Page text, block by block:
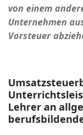
von einem
Unternehmen
Vorsteuer
Lehrer an